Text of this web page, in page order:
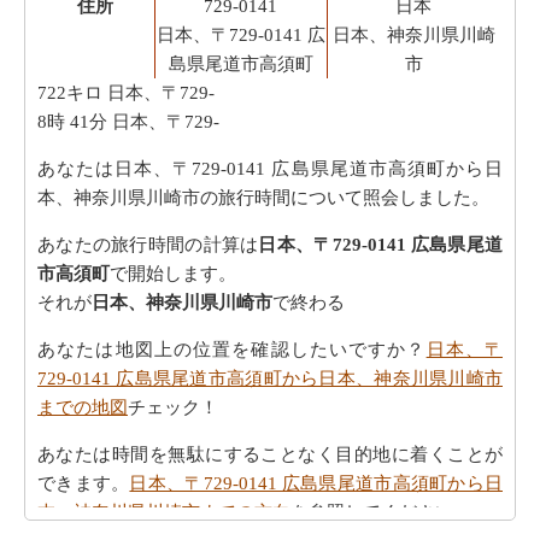
住所
729-0141
日本、〒729-0141 広
島県尾道市高須町
日本
日本、神奈川県川崎
市
722キロ 日本、〒729-
8時 41分 日本、〒729-
あなたは日本、〒729-0141 広島県尾道市高須町から日
本、神奈川県川崎市の旅行時間について照会しました。
あなたの旅行時間の計算は 日本、〒729-0141 広島県尾道
市高須町で開始します。
それが 日本、神奈川県川崎市で終わる
あなたは地図上の位置を確認したいですか？ 日本、〒
729-0141 広島県尾道市高須町から日本、神奈川県川崎市
までの地図チェック！
あなたは時間を無駄にすることなく目的地に着くことが
できます。 日本、〒729-0141 広島県尾道市高須町から日
本、神奈川県川崎市までの方向 を参照してください。